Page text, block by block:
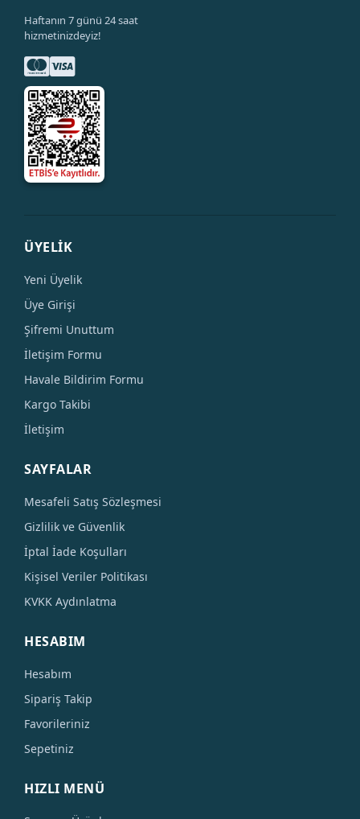
Haftanın 7 günü 24 saat
hizmetinizdeyiz!
ÜYELİK
Yeni Üyelik
Üye Girişi
Şifremi Unuttum
İletişim Formu
Havale Bildirim Formu
Kargo Takibi
İletişim
SAYFALAR
Mesafeli Satış Sözleşmesi
Gizlilik ve Güvenlik
İptal İade Koşulları
Kişisel Veriler Politikası
KVKK Aydınlatma
HESABIM
Hesabım
Sipariş Takip
Favorileriniz
Sepetiniz
HIZLI MENÜ